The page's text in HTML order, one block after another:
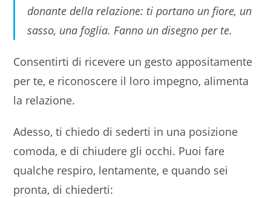
donante della relazione: ti portano un fiore, un
sasso, una foglia. Fanno un disegno per te.
Consentirti di ricevere un gesto appositamente
per te, e riconoscere il loro impegno, alimenta
la relazione.
Adesso, ti chiedo di sederti in una posizione
comoda, e di chiudere gli occhi. Puoi fare
qualche respiro, lentamente, e quando sei
pronta, di chiederti: